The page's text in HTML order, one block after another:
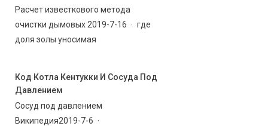
Расчет известкового метода
очистки дымовых 2019-7-16 · где
доля золы уносимая
Код Котла Кентукки И Сосуда Под
Давлением
Сосуд под давлением
Википедия2019-7-6 ·